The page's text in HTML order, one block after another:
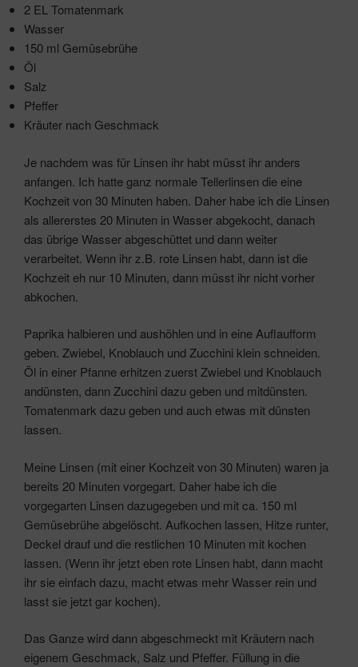
2 EL Tomatenmark
Wasser
150 ml Gemüsebrühe
Öl
Salz
Pfeffer
Kräuter nach Geschmack
Je nachdem was für Linsen ihr habt müsst ihr anders
anfangen. Ich hatte ganz normale Tellerlinsen die eine
Kochzeit von 30 Minuten haben. Daher habe ich die Linsen
als allererstes 20 Minuten in Wasser abgekocht, danach
das übrige Wasser abgeschüttet und dann weiter
verarbeitet. Wenn ihr z.B. rote Linsen habt, dann ist die
Kochzeit eh nur 10 Minuten, dann müsst ihr nicht vorher
abkochen.
Paprika halbieren und aushöhlen und in eine Auflaufform
geben. Zwiebel, Knoblauch und Zucchini klein schneiden.
Öl in einer Pfanne erhitzen zuerst Zwiebel und Knoblauch
andünsten, dann Zucchini dazu geben und mitdünsten.
Tomatenmark dazu geben und auch etwas mit dünsten
lassen.
Meine Linsen (mit einer Kochzeit von 30 Minuten) waren ja
bereits 20 Minuten vorgegart. Daher habe ich die
vorgegarten Linsen dazugegeben und mit ca. 150 ml
Gemüsebrühe abgelöscht. Aufkochen lassen, Hitze runter,
Deckel drauf und die restlichen 10 Minuten mit kochen
lassen. (Wenn ihr jetzt eben rote Linsen habt, dann macht
ihr sie einfach dazu, macht etwas mehr Wasser rein und
lasst sie jetzt gar kochen).
Das Ganze wird dann abgeschmeckt mit Kräutern nach
eigenem Geschmack, Salz und Pfeffer. Füllung in die